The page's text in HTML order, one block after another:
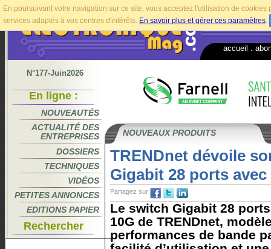
En poursuivant votre navigation sur ce site, vous acceptez l'utilisation de
services adaptés à vos centres d'intérêts. En savoir plus et gérer ces paramètres.
accueil
N°177-Juin2026
En ligne :
NOUVEAUTÉS
ACTUALITÉ DES
ENTREPRISES
DOSSIERS
TECHNIQUES
VIDÉOS
PETITES ANNONCES
EDITIONS PAPIER
Rechercher
NOUVEAUX PRODUITS
TRENDnet dévoile
Gigabit 28 ports avec
Partagez sur
Le switch Gigabit 28
10G de TRENDnet,
performances de bande